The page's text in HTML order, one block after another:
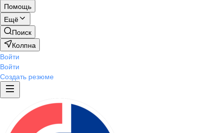
Помощь
Ещё
Поиск
Колпна
Войти
Войти
Создать резюме